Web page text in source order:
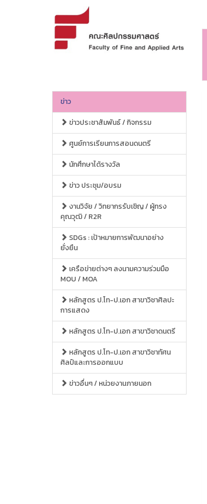
ข่าว
ข่าวประชาสัมพันธ์ / กิจกรรม
ศูนย์การเรียนการสอนดนตรี
นักศึกษาได้รางวัล
ข่าว ประชุม/อบรม
งานวิจัย / วิทยากรรับเชิญ / ผู้ทรง
คุณวุฒิ / R2R
SDGs : เป้าหมายการพัฒนาอย่าง
ยั่งยืน
เครือข่ายต่างๆ ลงนามความร่วมมือ
MOU / MOA
หลักสูตร ป.โท-ป.เอก สาขาวิชาศิลปะ
การแสดง
หลักสูตร ป.โท-ป.เอก สาขาวิชาดนตรี
หลักสูตร ป.โท-ป.เอก สาขาวิชาทัศน
ศิลป์และการออกแบบ
ข่าวอื่นๆ / หน่วยงานภายนอก